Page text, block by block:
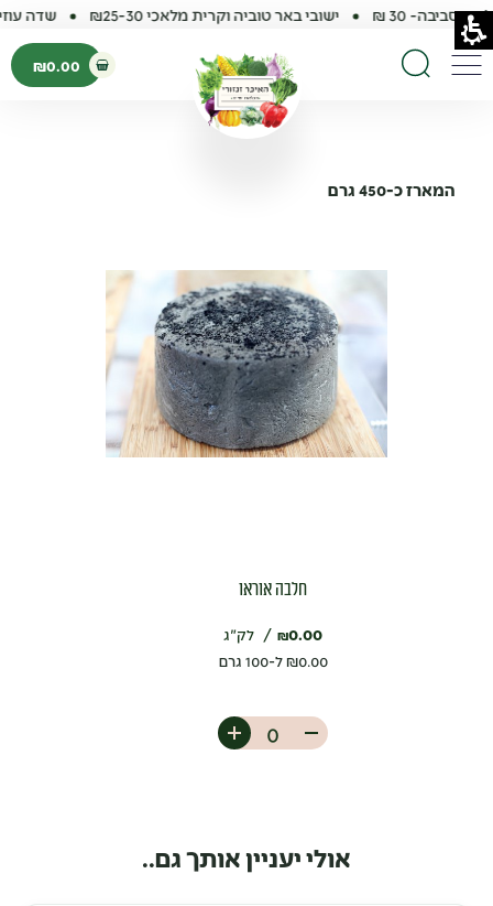
30 ₪ ישובי באר טוביה וקרית מלאכי ₪25-30 שדה
₪0.00
פתיחת עגלת
פתיחת פופאפ עגלה
המארז כ-450 גרם
חלבה אוראו
₪0.00
לק"ג
₪0.00 ל-100 גרם
אולי יעניין אותך גם..